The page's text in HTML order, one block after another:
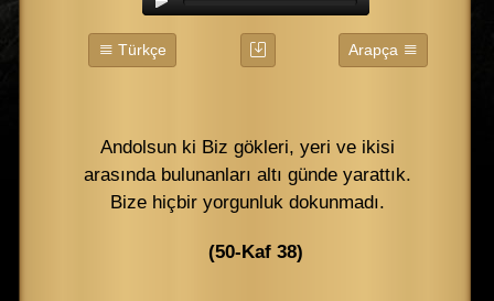
Türkçe Arapça
Andolsun ki Biz gökleri, yeri ve ikisi
arasında bulunanları altı günde yarattık.
Bize hiçbir yorgunluk dokunmadı.
(50-Kaf 38)